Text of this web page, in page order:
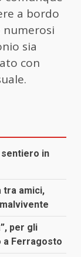
a bordo
numerosi
sia
con
in
tra amici,
per gli
a Ferragosto